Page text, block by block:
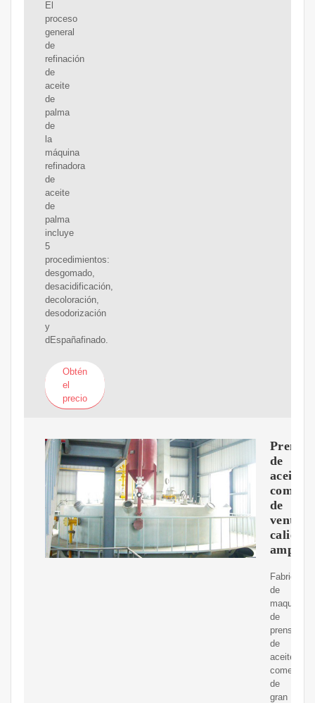
El
proceso
general
de
refinación
de
aceite
de
palma
de
la
máquina
refinadora
de
aceite
de
palma
incluye
5
procedimientos:
desgomado,
desacidificación,
decoloración,
desodorización
y
dEspañafinado.
Obtén
el
precio
Prensa
de
aceite
de
venta
caliente
de
maquinaria
de
prensado
de
aceite
comestible
de
gran